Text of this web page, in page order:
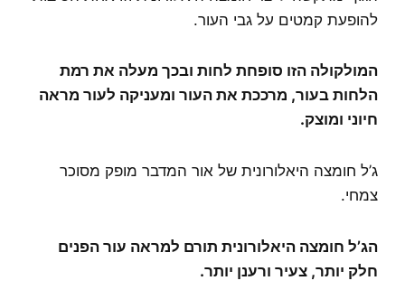
להופעת קמטים על גבי העור.
המולקולה הזו סופחת לחות ובכך מעלה את רמת
הלחות בעור, מרככת את העור ומעניקה לעור מראה
חיוני ומוצק.
ג’ל חומצה היאלורונית של אור המדבר מופק מסוכר
צמחי.
הג’ל חומצה היאלורונית תורם למראה עור הפנים
חלק יותר, צעיר ורענן יותר.